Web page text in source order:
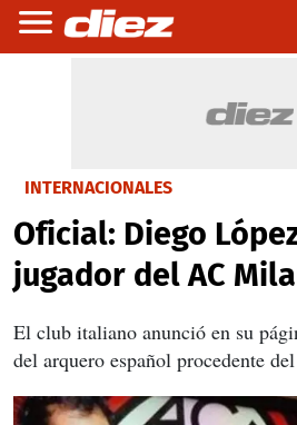
INTERNACIONALES
Oficial: Diego
jugador del AC
El club italiano anunció en su
del arquero español procedente